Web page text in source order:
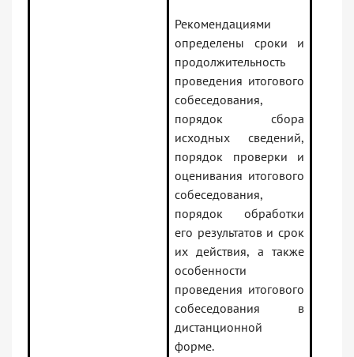
Рекомендациями
определены сроки и
продолжительность
проведения итогового
собеседования,
порядок сбора
исходных сведений,
порядок проверки и
оценивания итогового
собеседования,
порядок обработки
его результатов и срок
их действия, а также
особенности
проведения итогового
собеседования в
дистанционной
форме.